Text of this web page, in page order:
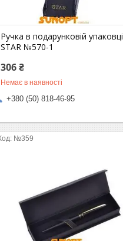
Ручка в подарунковій упаковці
STAR №570-1
306 ₴
Немає в наявності
+380 (50) 818-46-95
№359